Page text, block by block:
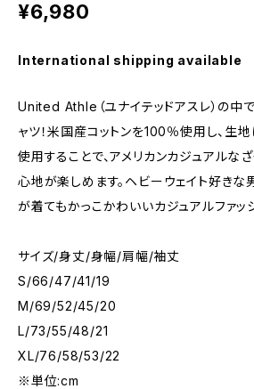
¥6,980
International shipping available
United Athle（ユナイテッドアスレ）の中
ャツ！米国産コットンを100％使用し、生
使用することで、アメリカンカジュアルな
心地が楽しめます。ヘビーウェイト好きな
が着てもかっこかわいいカジュアルファッ
サイズ/身丈/身幅/肩幅/袖丈
S/66/47/41/19
M/69/52/45/20
L/73/55/48/21
XL/76/58/53/22
※単位:cm